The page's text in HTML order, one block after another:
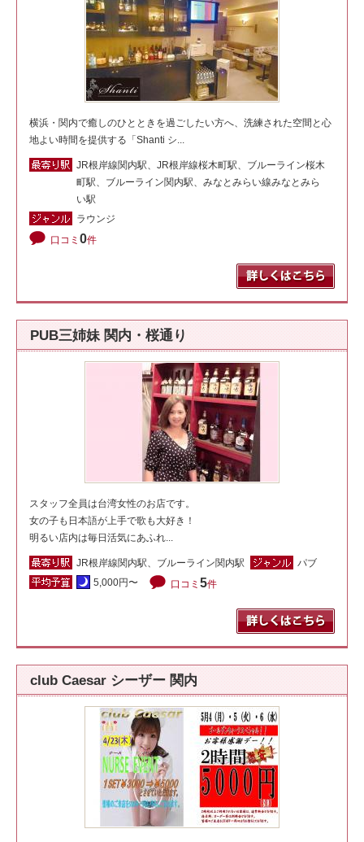
横浜・関内で癒しのひとときを過ごしたい方へ、洗練された空間と心
地よい時間を提供する「Shanti シ...
JR根岸線関内駅、JR根岸線桜木町駅、ブルーライン桜木
町駅、ブルーライン関内駅、みなとみらい線みなとみら
い駅
ラウンジ
口コミ 0件
PUB三姉妹 関内・桜通り
スタッフ全員は台湾女性のお店です。
女の子も日本語が上手で歌も大好き！
明るい店内は毎日活気にあふれ...
JR根岸線関内駅、ブルーライン関内駅
パブ
5,000円〜
口コミ 5件
club Caesar シーザー 関内